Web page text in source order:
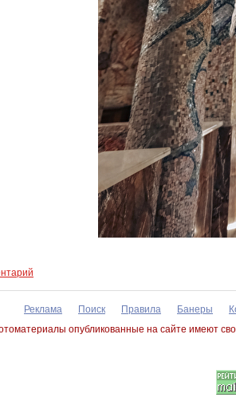
Реклама Поиск Правила Банеры
опубликованные на сайте имеют